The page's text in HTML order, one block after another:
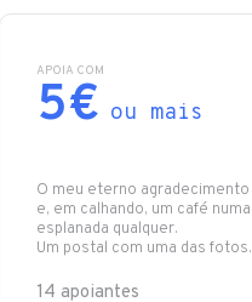
APOIA COM
5€ ou mais
O meu eterno agradecimento
e, em calhando, um café numa
esplanada qualquer.
Um postal com uma das fotos.
14 apoiantes